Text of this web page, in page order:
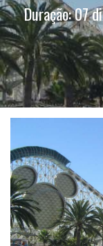
Duração: 07